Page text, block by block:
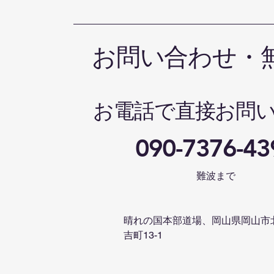
お問い合わせ・
お電話で直接お問
090-7376-
難波まで
晴れの国本部道場、岡山県岡山市
吉町13-1